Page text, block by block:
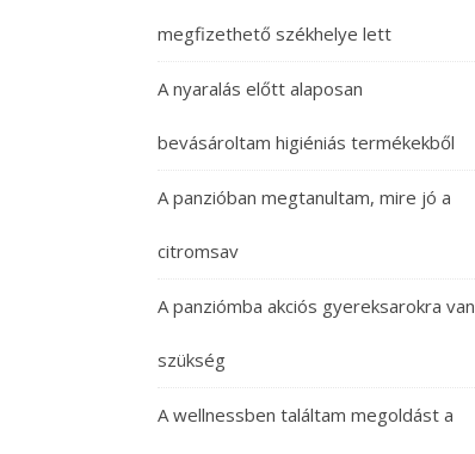
megfizethető székhelye lett
A nyaralás előtt alaposan
bevásároltam higiéniás termékekből
A panzióban megtanultam, mire jó a
citromsav
A panziómba akciós gyereksarokra van
szükség
A wellnessben találtam megoldást a